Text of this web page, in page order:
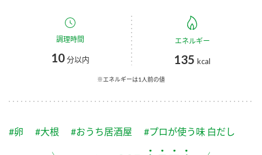
スープ 中華
ふりかけ おすしの素
お酢ドリンク
つゆ
企業理念
ミツカンの歴史
ミツカンを知る
環境への取り組み
調理時間
10分以内
エネルギー
135 kcal
※エネルギーは1人前の値
#卵 #大根 #おうち居酒屋 #プロが使う味 白だし